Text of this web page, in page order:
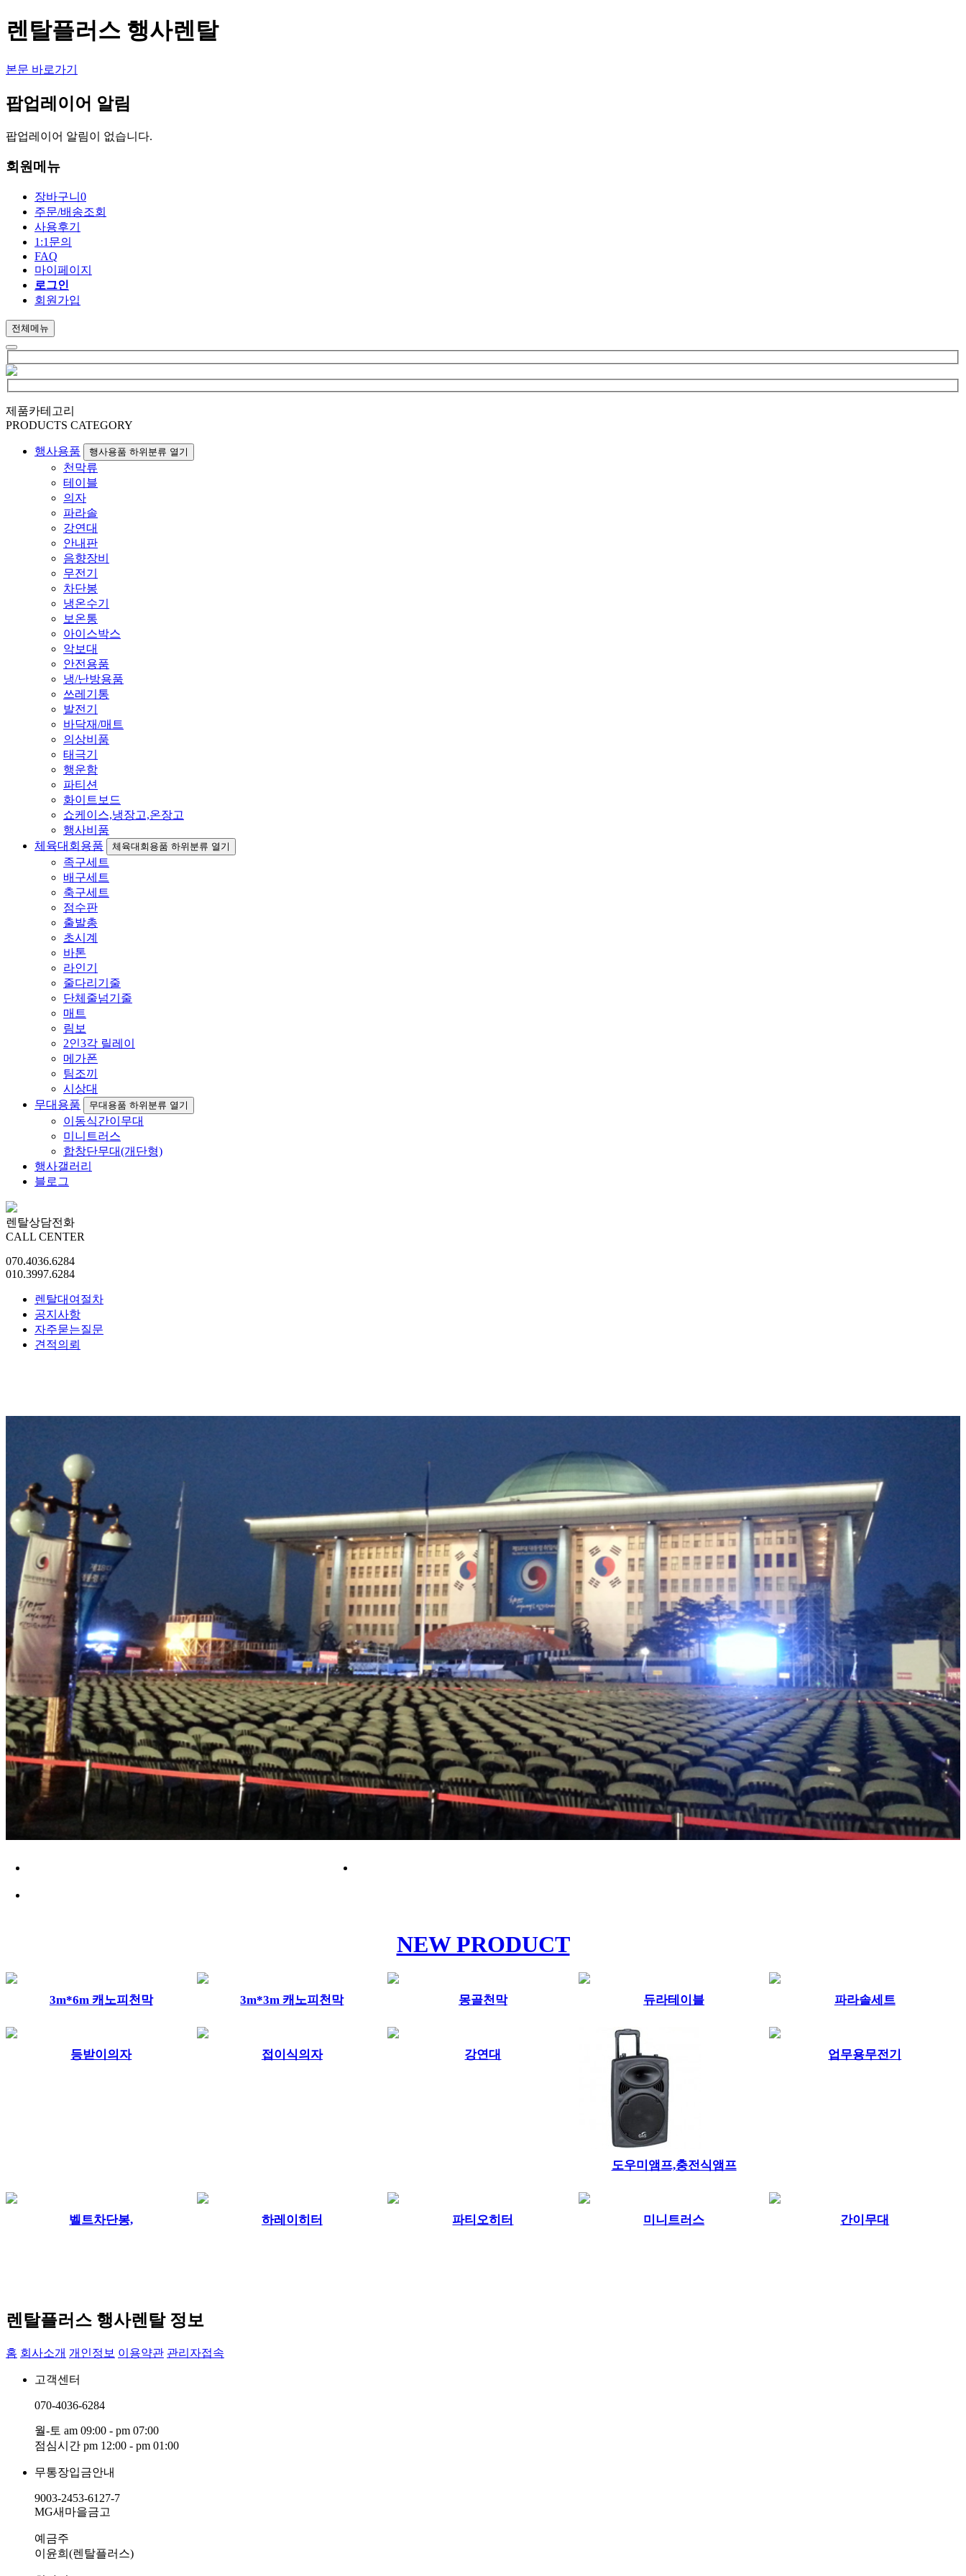
렌탈플러스 행사렌탈
본문 바로가기
팝업레이어 알림
팝업레이어 알림이 없습니다.
회원메뉴
장바구니 0
주문/배송조회
사용후기
1:1문의
FAQ
마이페이지
로그인
회원가입
전체메뉴
제품카테고리
PRODUCTS CATEGORY
행사용품 행사용품 하위분류 열기
천막류
테이블
의자
파라솔
강연대
안내판
음향장비
무전기
차단봉
냉온수기
보온통
아이스박스
악보대
안전용품
냉/난방용품
쓰레기통
발전기
바닥재/매트
의상비품
태극기
행운함
파티션
화이트보드
쇼케이스,냉장고,온장고
행사비품
체육대회용품
체육대회용품 하위분류 열기
족구세트
배구세트
축구세트
점수판
출발총
초시계
바톤
라인기
줄다리기줄
단체줄넘기줄
매트
림보
2인3각 릴레이
메가폰
팀조끼
시상대
무대용품
무대용품 하위분류 열기
이동식간이무대
미니트러스
합창단무대(개단형)
행사갤러리
블로그
렌탈상담전화
CALL CENTER
070.4036.6284
010.3997.6284
렌탈대여절차
공지사항
자주묻는질문
견적의뢰
NEW PRODUCT
3m*6m 캐노피천막 3m*3m 캐노피천막 몽골천막 듀라테이블 파라솔세트
등받이의자 접이식의자 강연대
도우미앰프,충전식앰프
업무용무전기
벨트차단봉, 하레이히터 파티오히터 미니트러스 간이무대
렌탈플러스 행사렌탈 정보
홈 회사소개 개인정보 이용약관 관리자접속
고객센터
070-4036-6284
월-토 am 09:00 - pm 07:00
점심시간 pm 12:00 - pm 01:00
무통장입금안내
9003-2453-6127-7
MG새마을금고
예금주
이윤희(렌탈플러스)